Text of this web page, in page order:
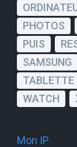
PHOTOS
PUIS
SAMSUNG
TABLETTE
WATCH
Mon IP